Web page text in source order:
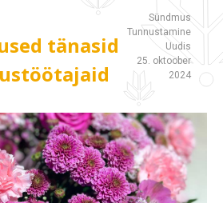
tänasid
Sündmus
Tunnustamine
Uudis
25. oktoober
2024